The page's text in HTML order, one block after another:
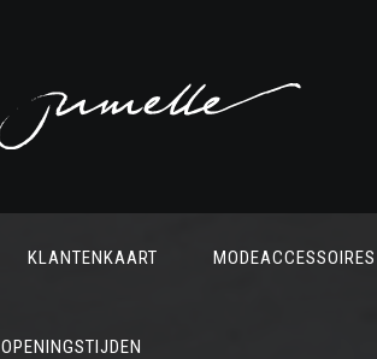
KLANTENKAART MODEACCESSOIRES
OPENINGSTIJDEN